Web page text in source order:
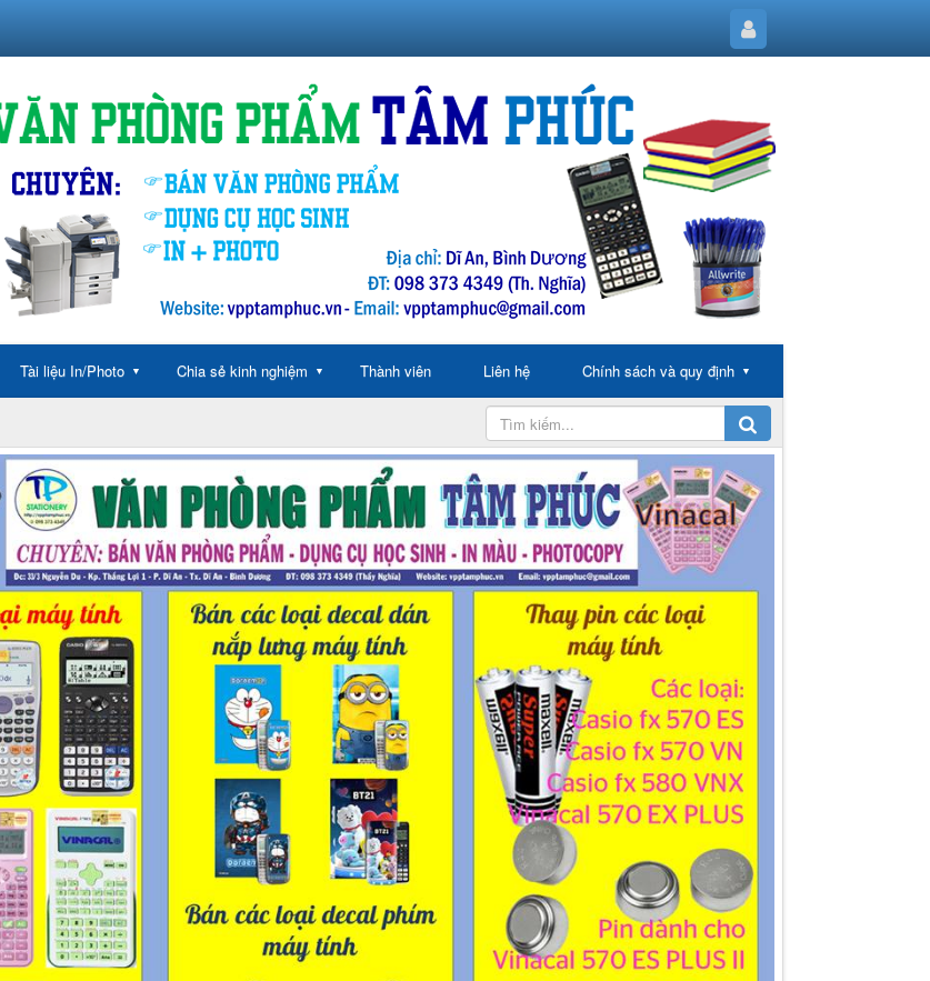
Tài liệu In/Photo ▼ Chia sẻ kinh nghiệm ▼ Thành viên Liên hệ Chính sách và quy định ▼